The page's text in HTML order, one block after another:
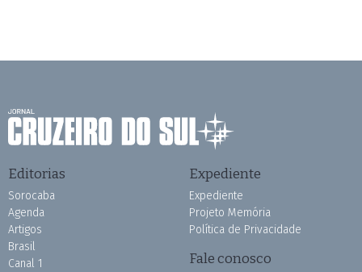
Editorias
Sorocaba
Agenda
Artigos
Brasil
Canal 1
Expediente
Expediente
Projeto Memória
Política de Privacidade
Fale conosco